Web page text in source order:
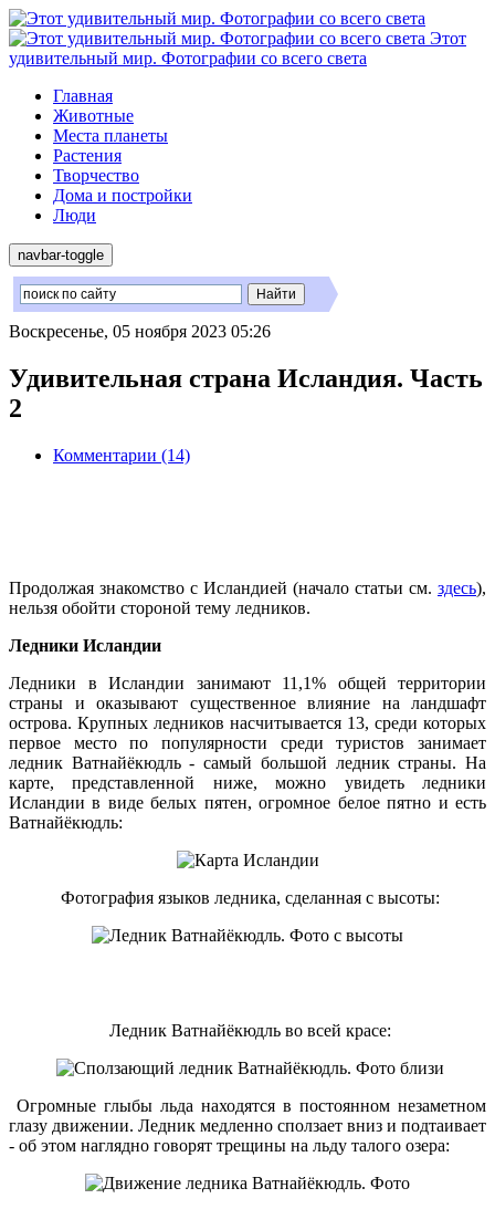
Этот
удивительный мир. Фотографии со всего света
Главная
Животные
Места планеты
Растения
Творчество
Дома и постройки
Люди
navbar-toggle
Воскресенье, 05 ноября 2023 05:26
Удивительная страна Исландия. Часть
2
Комментарии (14)
Продолжая знакомство с Исландией (начало статьи см. здесь),
нельзя обойти стороной тему ледников.
Ледники Исландии
Ледники в Исландии занимают 11,1% общей территории
страны и оказывают существенное влияние на ландшафт
острова. Крупных ледников насчитывается 13, среди которых
первое место по популярности среди туристов занимает
ледник Ватнайёкюдль - самый большой ледник страны. На
карте, представленной ниже, можно увидеть ледники
Исландии в виде белых пятен, огромное белое пятно и есть
Ватнайёкюдль:
Фотография языков ледника, сделанная с высоты:
Ледник Ватнайёкюдль во всей красе:
Огромные глыбы льда находятся в постоянном незаметном
глазу движении. Ледник медленно сползает вниз и подтаивает
- об этом наглядно говорят трещины на льду талого озера: